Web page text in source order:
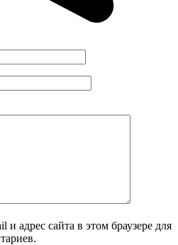
адрес сайта в этом браузере для